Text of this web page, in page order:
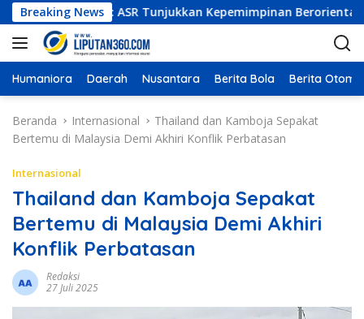
a
g
u
Breaking NewsASR Tunjukkan Kepemimpinan Berorientasi Hasil
Humaniora Daerah Nusantara Berita Bola Berita
Beranda Internasional
Thailand dan Kamboja Sepakat
Bertemu di Malaysia Demi Akhiri Konflik Perbatasan
Internasional
Thailand dan Kamboja Sepakat
Bertemu di Malaysia Demi Akhiri
Konflik Perbatasan
Redaksi
27 Juli 2025